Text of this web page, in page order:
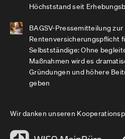
Höchststand seit
BAGSV-Pressemitteilung zur
Rentenversicherungspflicht
Selbstständige: Ohne
Maßnahmen wird es
Gründungen und höhere
geben
Wir danken unseren